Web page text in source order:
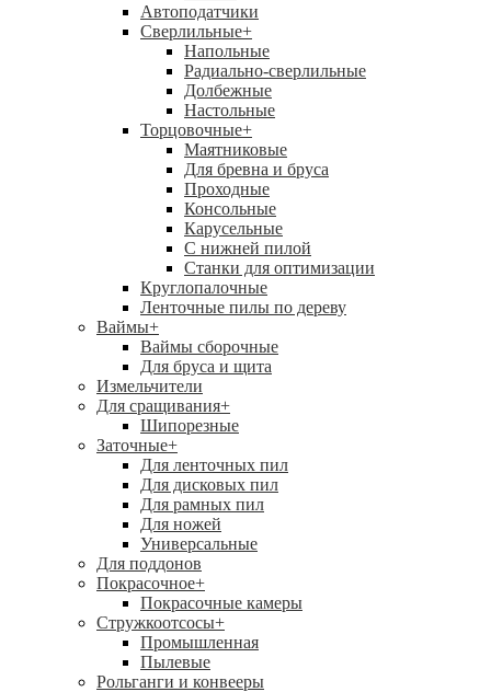
Автоподатчики
Сверлильные+
Напольные
Радиально-сверлильные
Долбежные
Настольные
Торцовочные+
Маятниковые
Для бревна и бруса
Проходные
Консольные
Карусельные
С нижней пилой
Станки для оптимизации
Круглопалочные
Ленточные пилы по дереву
Ваймы+
Ваймы сборочные
Для бруса и щита
Измельчители
Для сращивания+
Шипорезные
Заточные+
Для ленточных пил
Для дисковых пил
Для рамных пил
Для ножей
Универсальные
Для поддонов
Покрасочное+
Покрасочные камеры
Стружкоотсосы+
Промышленная
Пылевые
Рольганги и конвееры